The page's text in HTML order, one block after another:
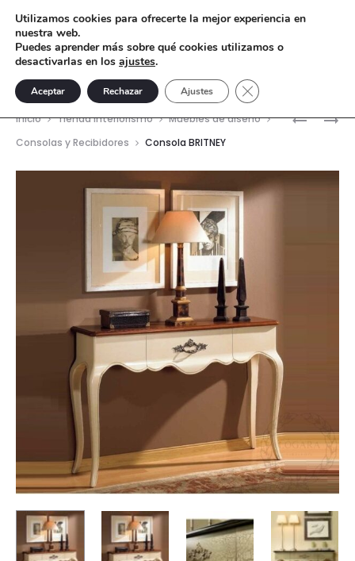
MESA
Inicio Tienda interiorismo
Muebles de diseño
Consolas y Recibidores
Consola BRITNEY
Utilizamos cookies para ofrecerte la mejor experiencia en
nuestra web.
Puedes aprender más sobre qué cookies utilizamos o
desactivarlas en los ajustes.
Aceptar Rechazar Ajustes Cerrar el banner de